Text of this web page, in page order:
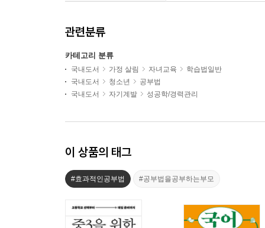
관련분류
카테고리 분류
국내도서 가정 살림 자녀교육
학습법일반
국내도서
청소년
공부법
국내도서
자기계발 성공학/경력관리
이 상품의 태그
#효과적인공부법 #공부법을공부하는부모